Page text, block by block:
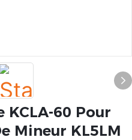
KCLA-60 Pour
Mineur KL5LM